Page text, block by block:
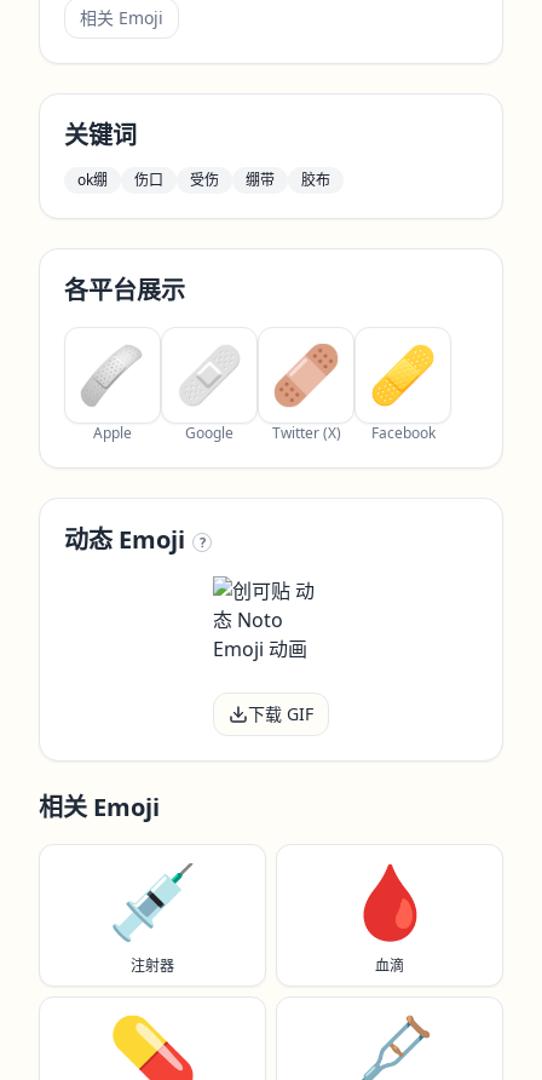
相关 Emoji
关键词
ok绷 伤口 受伤 绷带 胶布
各平台展示
Apple Google Twitter (X) Facebook
动态 Emoji ?
下载 GIF
相关 Emoji
💉
注射器
🩸
血滴
💊 🩼